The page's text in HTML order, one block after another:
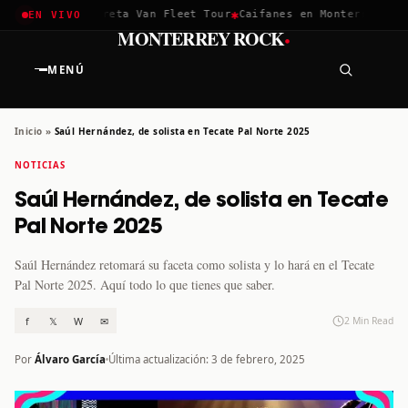
EN VIVO
2026✱ Greta Van Fleet Tour✱ Caifanes en Monterrey · 12
MENÚ
MONTERREY ROCK·
Inicio » Saúl Hernández, de solista en Tecate Pal Norte 2025
NOTICIAS
Saúl Hernández, de solista en Tecate
Pal Norte 2025
Saúl Hernández retomará su faceta como solista y lo hará en el Tecate
Pal Norte 2025. Aquí todo lo que tienes que saber.
f 𝕏 W ✉ 2 Min Read
Por Álvaro García Última actualización: 3 de febrero, 2025